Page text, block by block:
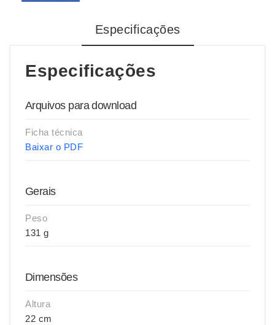
Especificações
Especificações
Arquivos para download
Ficha técnica
Baixar o PDF
Gerais
Peso
131 g
Dimensões
Altura
22 cm